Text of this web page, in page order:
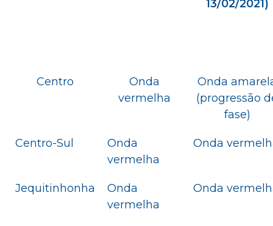
13/02/2021)
Centro
Onda
vermelha
Onda
(progressão
fase)
Centro-Sul
Onda
vermelha
Onda
Jequitinhonha
Onda
vermelha
Onda